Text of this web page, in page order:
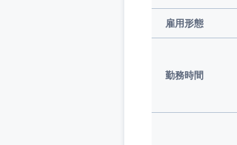
雇用形態
勤務時間